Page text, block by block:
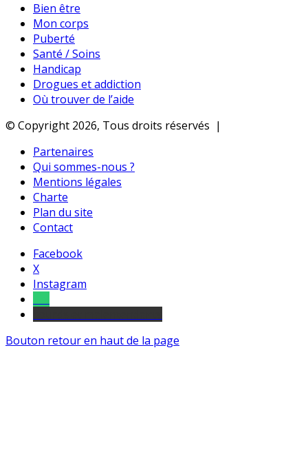
Bien être
Mon corps
Puberté
Santé / Soins
Handicap
Drogues et addiction
Où trouver de l’aide
© Copyright 2026, Tous droits réservés |
Partenaires
Qui sommes-nous ?
Mentions légales
Charte
Plan du site
Contact
Facebook
X
Instagram
Bouton retour en haut de la page